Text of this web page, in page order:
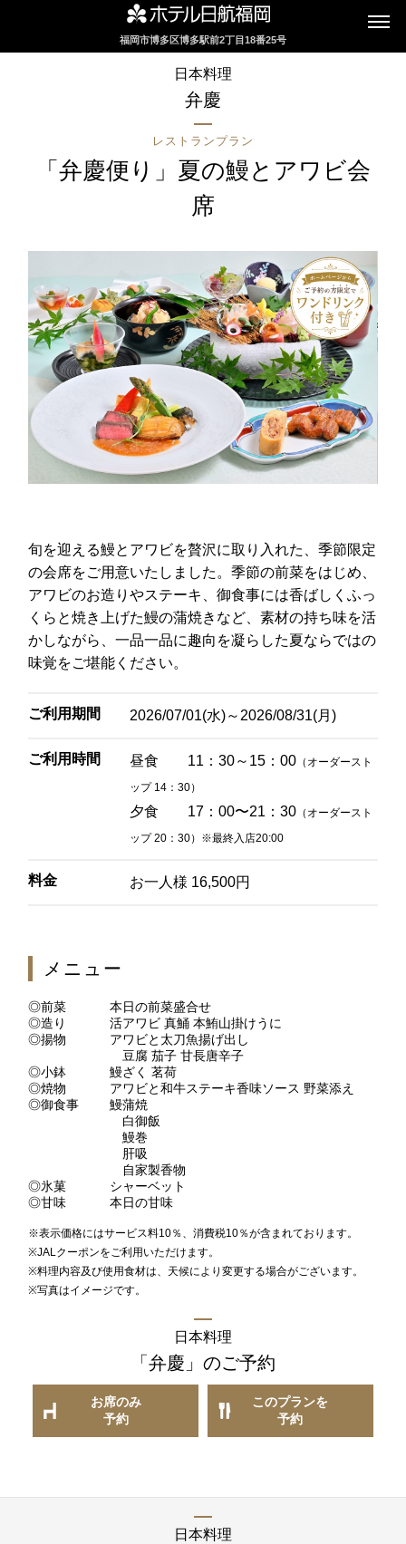
福岡市博多区博多駅前2丁目18番25号
日本料理
弁慶
レストランプラン
「弁慶便り」夏の鰻とアワビ会
席
旬を迎える鰻とアワビを贅沢に取り入れた、季節限定
の会席をご用意いたしました。季節の前菜をはじめ、
アワビのお造りやステーキ、御食事には香ばしくふっ
くらと焼き上げた鰻の蒲焼きなど、素材の持ち味を活
かしながら、一品一品に趣向を凝らした夏ならではの
味覚をご堪能ください。
ご利用期間 2026/07/01(水)～2026/08/31(月)
ご利用時間 昼食 11：30～15：00 （オーダースト
ップ 14：30）
夕食 17：00〜21：30 （オーダースト
ップ 20：30）※最終入店20:00
料金 お一人様 16,500円
メニュー
◎前菜
本日の前菜盛合せ
◎造り
活アワビ 真鯒 本鮪山掛けうに
◎揚物
アワビと太刀魚揚げ出し
豆腐 茄子 甘長唐辛子
◎小鉢
鰻ざく 茗荷
◎焼物
アワビと和牛ステーキ香味ソース 野菜添え
◎御食事
鰻蒲焼
白御飯
鰻巻
肝吸
自家製香物
◎氷菓
シャーベット
◎甘味
本日の甘味
※表示価格にはサービス料10％、消費税10％が含まれております。
※JALクーポンをご利用いただけます。
※料理内容及び使用食材は、天候により変更する場合がございます。
※写真はイメージです。
日本料理
「弁慶」 のご予約
お席のみ
予約
このプランを
予約
日本料理
インターネットにてレストランのお席の
ご予約を承っております
2F カフェレストラン
セリーナ
お席のご予約
TEL 092-482-1161
2F テーマレストラン
レ・セレブリテ
お席のご予約
2F 中国料理
鴻臚
2F 鉄板焼
2F 日本料理
弁慶
TEL 092-482-1165
お席のご予約
TEL 092-482-1167